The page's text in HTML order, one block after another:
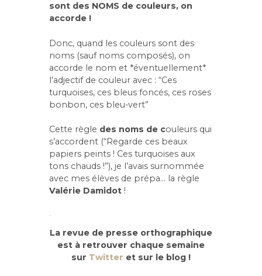
sont des NOMS de couleurs, on
accorde !
Donc, quand les couleurs sont des
noms (sauf noms composés), on
accorde le nom et *éventuellement*
l’adjectif de couleur avec : “Ces
turquoises, ces bleus foncés, ces roses
bonbon, ces bleu-vert”
Cette règle des noms de couleurs qui
s’accordent (“Regarde ces beaux
papiers peints ! Ces turquoises aux
tons chauds !”), je l’avais surnommée
avec mes élèves de prépa… la règle
Valérie Damidot !
La revue de presse orthographique
est à retrouver chaque semaine
sur Twitter et sur le blog !